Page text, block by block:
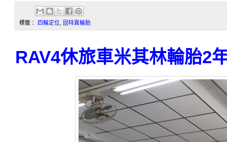
標籤： 四輪定位 固特異輪胎
RAV4休旅車米其林輪胎2